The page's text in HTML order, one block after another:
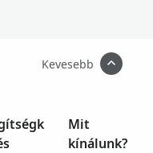
Kevesebb
Mit
kínálunk?